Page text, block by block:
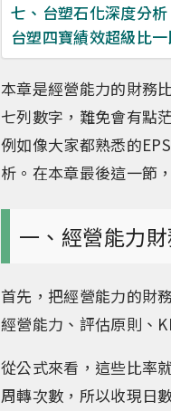
七、台塑石化深度分析
台塑四寶績效超級比
本章是經營能力的財務
七列數字，難免會有點
例如像大家都熟悉的
析。在本章最後這一節
一、經營能力
首先，把經營能力的財
經營能力、評估原則、
從公式來看，這些比率
周轉次數，所以收現日